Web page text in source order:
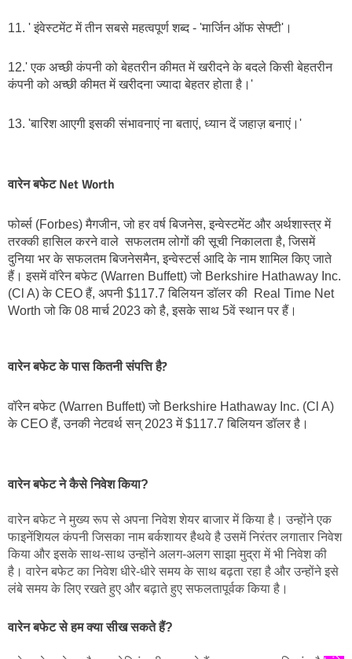
11. ' इंवेस्टमेंट में तीन सबसे महत्वपूर्ण शब्द - 'मार्जिन ऑफ सेफ्टी'।
12.' एक अच्छी कंपनी को बेहतरीन कीमत में खरीदने के बदले किसी बेहतरीन
कंपनी को अच्छी कीमत में खरीदना ज्यादा बेहतर होता है।'
13. 'बारिश आएगी इसकी संभावनाएं ना बताएं, ध्यान दें जहाज़ बनाएं।'
वारेन बफेट Net Worth
फोर्ब्स (Forbes) मैगजीन, जो हर वर्ष बिजनेस, इन्वेस्टमेंट और अर्थशास्त्र में
तरक्की हासिल करने वाले  सफलतम लोगों की सूची निकालता है, जिसमें
दुनिया भर के सफलतम बिजनेसमैन, इन्वेस्टर्स आदि के नाम शामिल किए जाते
हैं। इसमें वॉरेन बफेट (Warren Buffett) जो Berkshire Hathaway Inc.
(Cl A) के CEO हैं, अपनी $117.7 बिलियन डॉलर की  Real Time Net
Worth जो कि 08 मार्च 2023 को है, इसके साथ 5वें स्थान पर हैं।
वारेन बफेट के पास कितनी संपत्ति है?
वॉरेन बफेट (Warren Buffett) जो Berkshire Hathaway Inc. (Cl A)
के CEO हैं, उनकी नेटवर्थ सन् 2023 में $117.7 बिलियन डॉलर है।
वारेन बफेट ने कैसे निवेश किया?
वारेन बफेट ने मुख्य रूप से अपना निवेश शेयर बाजार में किया है। उन्होंने एक
फाइनेंशियल कंपनी जिसका नाम बर्कशायर हैथवे है उसमें निरंतर लगातार निवेश
किया और इसके साथ-साथ उन्होंने अलग-अलग साझा मुद्रा में भी निवेश की
है। वारेन बफेट का निवेश धीरे-धीरे समय के साथ बढ़ता रहा है और उन्होंने इसे
लंबे समय के लिए रखते हुए और बढ़ाते हुए सफलतापूर्वक किया है।
वारेन बफेट से हम क्या सीख सकते हैं?